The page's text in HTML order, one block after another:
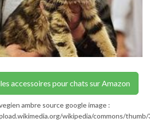
accessoires pour chats sur Amazon
ambre source google image :
wikipedia/commons/